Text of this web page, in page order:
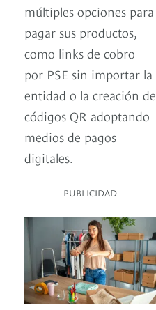
múltiples opciones para
pagar sus productos,
como links de cobro
por PSE sin importar la
entidad o la creación de
códigos QR adoptando
medios de pagos
digitales.
PUBLICIDAD